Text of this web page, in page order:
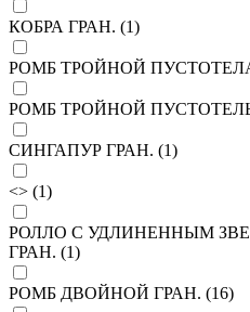
КОБРА ГРАН. (1)
РОМБ ТРОЙНОЙ
РОМБ ТРОЙНОЙ
СИНГАПУР ГРАН. (1)
<> (1)
РОЛЛО С УДЛИНЕННЫМ
ГРАН. (1)
РОМБ ДВОЙНОЙ ГРАН. (16)